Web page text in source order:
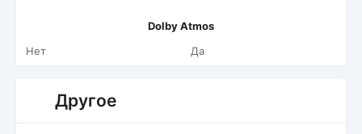
Dolby Atmos
Нет
Да
Другое